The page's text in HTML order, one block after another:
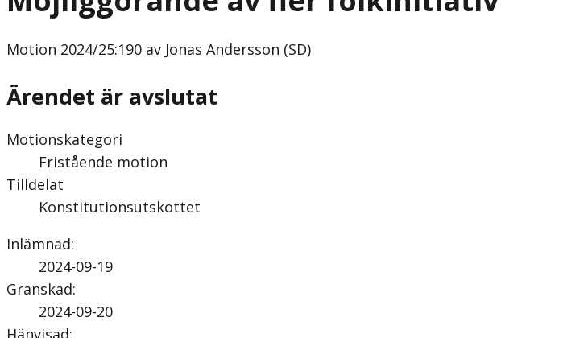
Motion 2024/25:190 av Jonas Andersson (SD)
Ärendet är avslutat
Motionskategori
Fristående motion
Tilldelat
Konstitutionsutskottet
Inlämnad:
2024-09-19
Granskad:
2024-09-20
Hänvisad: